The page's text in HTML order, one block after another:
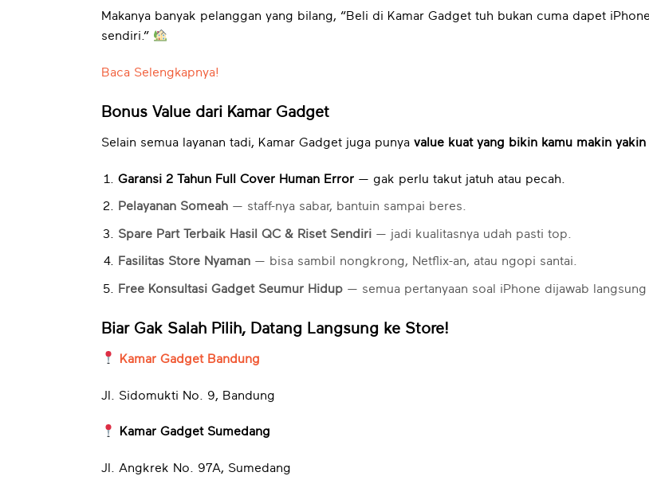
Makanya banyak pelanggan yang bilang, “Beli di Kamar Gadget tuh bukan cuma dapet
sendiri.”
Baca Selengkapnya!
Bonus Value dari Kamar Gadget
Selain semua layanan tadi, Kamar Gadget juga punya value kuat yang bikin kamu makin
Garansi 2 Tahun Full Cover Human Error— gak perlu takut jatuh atau pecah.
Pelayanan Someah— staff-nya sabar, bantuin sampai beres.
Spare Part Terbaik Hasil QC & Riset Sendiri— jadi kualitasnya udah pasti top.
Fasilitas Store Nyaman— bisa sambil nongkrong, Netflix-an, atau ngopi santai.
Free Konsultasi Gadget Seumur Hidup— semua pertanyaan soal iPhone dijawab langsung
Biar Gak Salah Pilih, Datang Langsung ke Store!
Kamar Gadget Bandung
Jl. Sidomukti No. 9, Bandung
Kamar Gadget Sumedang
Jl. Angkrek No. 97A, Sumedang